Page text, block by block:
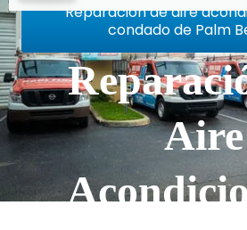
Reparación de aire
condado de Palm
Aire